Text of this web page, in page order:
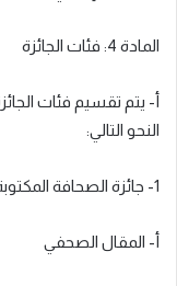
المادة 4: فئات الجائزة
النحو التالي:
1- جائزة الصحافة المكتوبة (ورقيًا وإلكترونيًا) وتشمل التالي:
أ- المقال الصحفي